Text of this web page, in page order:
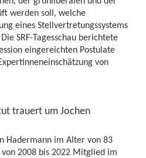
werden soll, welche
eines Stellvertretungssystems
SRF-Tagesschau berichtete
eingereichten Postulate
von
trauert um Jochen
Hadermann im Alter von 83
2008 bis 2022 Mitglied im